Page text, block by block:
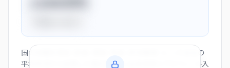
国の役職別賃金（部長・課長・係長・非役職者）と、この会社の
平均年収から逆算した推計値です。会員登録とプロフィール入